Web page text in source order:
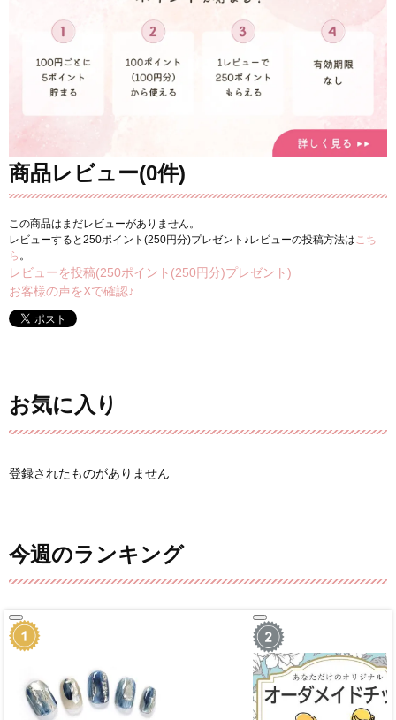
商品レビュー(0件)
この商品はまだレビューがありません。
レビューすると250ポイント(250円分)プレゼント♪レビューの投稿方法はこち
ら 。
レビューを投稿(250ポイント(250円分)プレゼント)
お客様の声をXで確認♪
お気に入り
登録されたものがありません
今週のランキング